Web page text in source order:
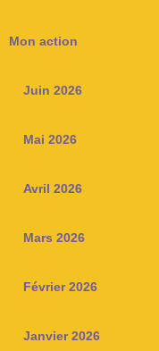
Mon action
Juin 2026
Mai 2026
Avril 2026
Mars 2026
Février 2026
Janvier 2026